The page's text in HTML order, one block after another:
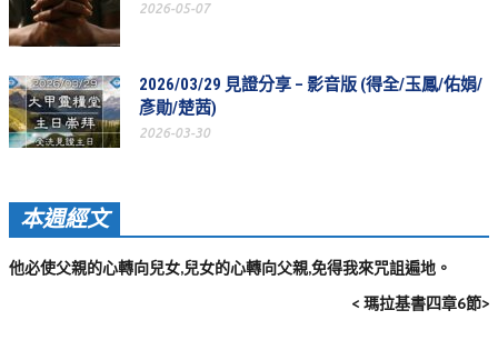
讚美之泉 YOUTUBE 頻道
每日研經釋義
信望愛全球資訊網
好消息衛星電視台
基督教今日報
2026-05-07
2026/03/29 見證分享 – 影音版 (得全/玉鳳/佑娟/
彥勛/楚茜)
2026-03-30
本週經文
他必使父親的心轉向兒女,兒女的心轉向父親,免得我來咒詛遍地。
< 瑪拉基書四章6節>